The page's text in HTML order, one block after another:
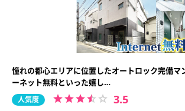
憧れの都心エリアに位置したオートロック完備マ
ーネット無料といった嬉し…
人気度 3.5